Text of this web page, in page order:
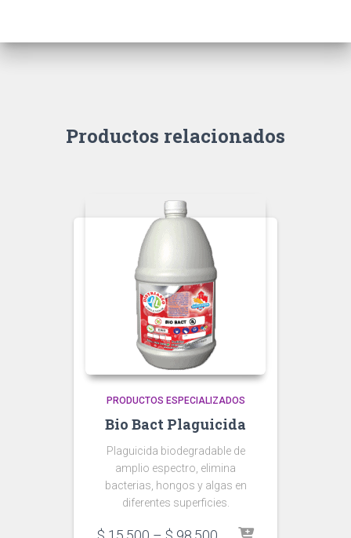
Productos relacionados
PRODUCTOS ESPECIALIZADOS
Bio Bact Plaguicida
Plaguicida biodegradable de
amplio espectro, elimina
bacterias, hongos y algas en
diferentes superficies.
Price